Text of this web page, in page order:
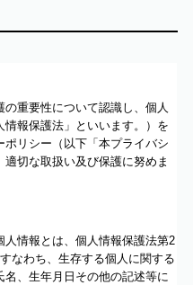
重要性について認識し、個人
報保護法」といいます。）を
リシー（以下「本プライバシ
切な取扱い及び保護に努めま
情報とは、個人情報保護法第2
なわち、生存する個人に関する
、生年月日その他の記述等に